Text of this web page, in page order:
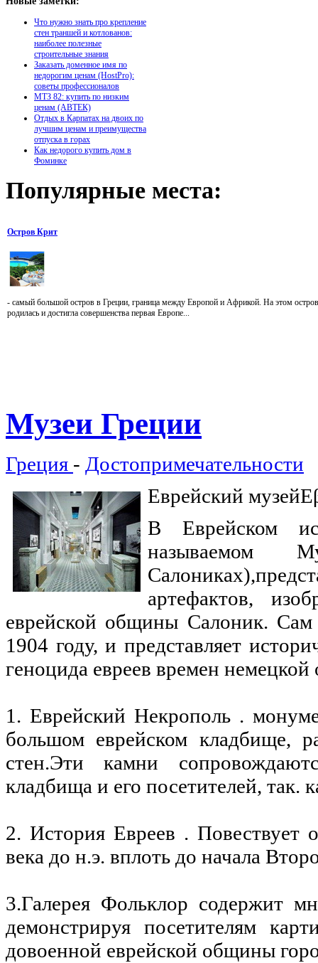
Что нужно знать про крепление
стен траншей и котлованов:
наиболее полезные
строительные знания
Заказать доменное имя по
недорогим ценам (HostPro):
советы профессионалов
МТЗ 82: купить по низким
ценам (АВТЕК)
Отдых в Карпатах на двоих по
лучшим ценам и преимущества
отпуска в горах
Как недорого купить дом в
Фоминке
Популярные места:
Остров Крит
- самый большой остров в Греции, граница между Европой и Африкой. На этом
родилась и достигла совершенства первая Европе...
Музеи Греции
Греция - Достопримечательности
Еврейский
В Еврейском
называемом
артефактов,
еврейской общины Салоник.
1904 году, и представляет
геноцида евреев времен
1. Еврейский Некрополь .
большом еврейском кладбище,
стен.Эти камни
кладбища и его посетителей, так.
2. История Евреев . Повествует
века до н.э. вплоть до начала
3.Галерея Фольклор содержит
демонстрируя посетителям
довоенной еврейской общины